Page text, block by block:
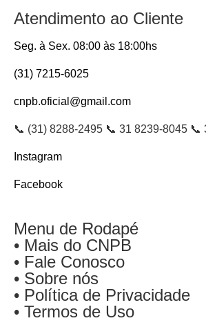
Atendimento ao Cliente
Seg. à Sex. 08:00 às 18:00hs
(31) 7215-6025
cnpb.oficial@gmail.com
📞 (31) 8288-2495 📞 31 8239-8045 📞
Instagram
Facebook
Menu de Rodapé
• Mais do CNPB
• Fale Conosco
• Sobre nós
• Política de Privacidade
• Termos de Uso